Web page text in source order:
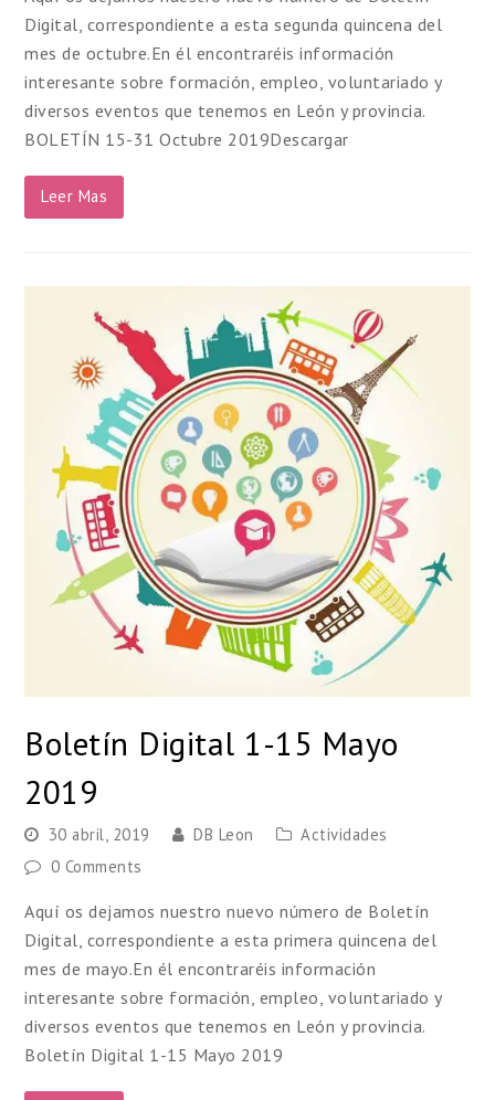
Digital, correspondiente a esta segunda quincena del
mes de octubre.En él encontraréis información
interesante sobre formación, empleo, voluntariado y
diversos eventos que tenemos en León y provincia.
BOLETÍN 15-31 Octubre 2019Descargar
Leer Mas
Boletín Digital 1-15 Mayo
2019
30 abril, 2019 DB Leon
Actividades
0 Comments
Aquí os dejamos nuestro nuevo número de Boletín
Digital, correspondiente a esta primera quincena del
mes de mayo.En él encontraréis información
interesante sobre formación, empleo, voluntariado y
diversos eventos que tenemos en León y provincia.
Boletín Digital 1-15 Mayo 2019